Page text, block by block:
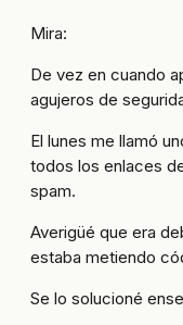
Mira:
De vez en cuando
agujeros de
El lunes me llamó
todos los enlaces
spam.
Averigüé que era
estaba metiendo
Se lo solucioné